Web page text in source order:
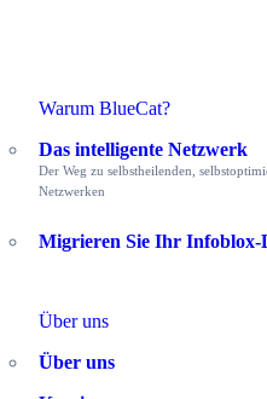
Warum BlueCat?
Das intelligente Netzwerk
Der Weg zu selbstheilenden,
Netzwerken
Migrieren Sie Ihr Infoblox-
Über uns
Über uns